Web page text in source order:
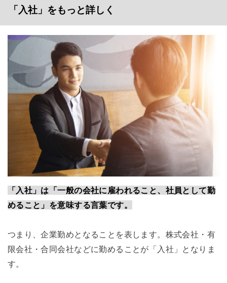
「入社」をもっと詳しく
「入社」は「一般の会社に雇われること、社員として勤
めること」を意味する言葉です。
つまり、企業勤めとなることを表します。株式会社・有
限会社・合同会社などに勤めることが「入社」となりま
す。